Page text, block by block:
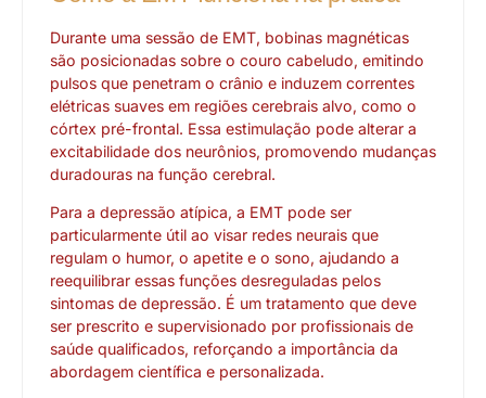
Durante uma sessão de EMT, bobinas magnéticas
são posicionadas sobre o couro cabeludo, emitindo
pulsos que penetram o crânio e induzem correntes
elétricas suaves em regiões cerebrais alvo, como o
córtex pré-frontal. Essa estimulação pode alterar a
excitabilidade dos neurônios, promovendo mudanças
duradouras na função cerebral.
Para a depressão atípica, a EMT pode ser
particularmente útil ao visar redes neurais que
regulam o humor, o apetite e o sono, ajudando a
reequilibrar essas funções desreguladas pelos
sintomas de depressão. É um tratamento que deve
ser prescrito e supervisionado por profissionais de
saúde qualificados, reforçando a importância da
abordagem científica e personalizada.